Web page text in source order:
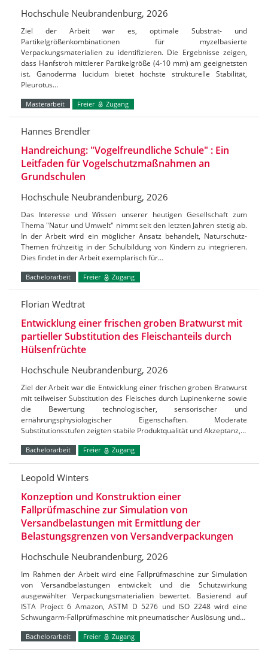
Hochschule Neubrandenburg, 2026
Ziel der Arbeit war es, optimale Substrat- und
Partikelgrößenkombinationen für myzelbasierte
Verpackungsmaterialien zu identifizieren. Die Ergebnisse zeigen,
dass Hanfstroh mittlerer Partikelgröße (4-10 mm) am geeignetsten
ist. Ganoderma lucidum bietet höchste strukturelle Stabilität,
Pleurotus…
Masterarbeit Freier Zugang
Hannes Brendler
Handreichung: "Vogelfreundliche Schule" : Ein
Leitfaden für Vogelschutzmaßnahmen an
Grundschulen
Hochschule Neubrandenburg, 2026
Das Interesse und Wissen unserer heutigen Gesellschaft zum
Thema "Natur und Umwelt" nimmt seit den letzten Jahren stetig ab.
In der Arbeit wird ein möglicher Ansatz behandelt, Naturschutz-
Themen frühzeitig in der Schulbildung von Kindern zu integrieren.
Dies findet in der Arbeit exemplarisch für…
Bachelorarbeit Freier Zugang
Florian Wedtrat
Entwicklung einer frischen groben Bratwurst mit
partieller Substitution des Fleischanteils durch
Hülsenfrüchte
Hochschule Neubrandenburg, 2026
Ziel der Arbeit war die Entwicklung einer frischen groben Bratwurst
mit teilweiser Substitution des Fleisches durch Lupinenkerne sowie
die Bewertung technologischer, sensorischer und
ernährungsphysiologischer Eigenschaften. Moderate
Substitutionsstufen zeigten stabile Produktqualität und Akzeptanz,…
Bachelorarbeit Freier Zugang
Leopold Winters
Konzeption und Konstruktion einer
Fallprüfmaschine zur Simulation von
Versandbelastungen mit Ermittlung der
Belastungsgrenzen von Versandverpackungen
Hochschule Neubrandenburg, 2026
Im Rahmen der Arbeit wird eine Fallprüfmaschine zur Simulation
von Versandbelastungen entwickelt und die Schutzwirkung
ausgewählter Verpackungsmaterialien bewertet. Basierend auf
ISTA Project 6 Amazon, ASTM D 5276 und ISO 2248 wird eine
Schwungarm-Fallprüfmaschine mit pneumatischer Auslösung und…
Bachelorarbeit Freier Zugang